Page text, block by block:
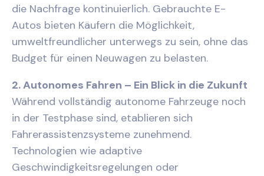
die Nachfrage kontinuierlich. Gebrauchte E-
Autos bieten Käufern die Möglichkeit,
umweltfreundlicher unterwegs zu sein, ohne das
Budget für einen Neuwagen zu belasten.
2. Autonomes Fahren – Ein Blick in die Zukunft
Während vollständig autonome Fahrzeuge noch
in der Testphase sind, etablieren sich
Fahrerassistenzsysteme zunehmend.
Technologien wie adaptive
Geschwindigkeitsregelungen oder